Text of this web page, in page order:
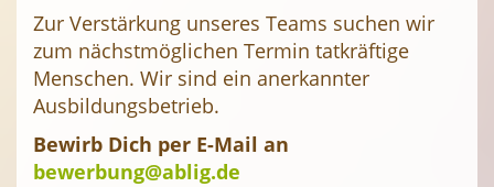
Zur Verstärkung unseres Teams suchen wir
zum nächstmöglichen Termin tatkräftige
Menschen. Wir sind ein anerkannter
Ausbildungsbetrieb.
Bewirb Dich per E-Mail an
bewerbung@ablig.de